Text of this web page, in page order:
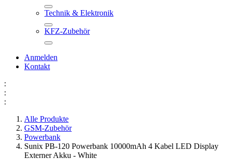
Technik & Elektronik
KFZ-Zubehör
Anmelden
Kontakt
:
:
:
Alle Produkte
GSM-Zubehör
Powerbank
Sunix PB-120 Powerbank 10000mAh 4 Kabel LED Display
Externer Akku - White